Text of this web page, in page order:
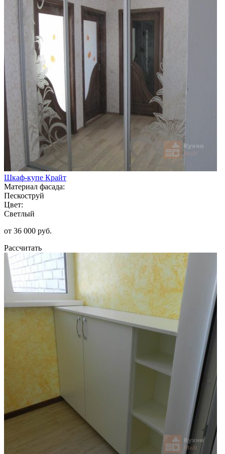
Шкаф-купе Крайт
Материал фасада:
Пескоструй
Цвет:
Светлый
от 36 000 руб.
Рассчитать